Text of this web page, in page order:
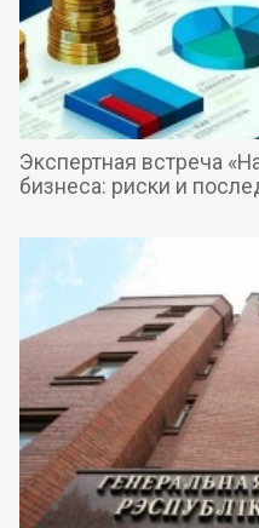
Экспертная встреча
бизнеса: риски и